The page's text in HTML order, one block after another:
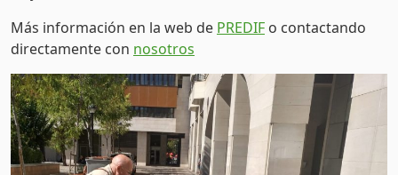
Más información en la web de PREDIF o contactando
directamente con nosotros